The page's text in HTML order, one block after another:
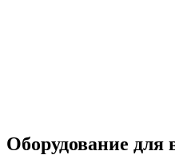
Оборудование для